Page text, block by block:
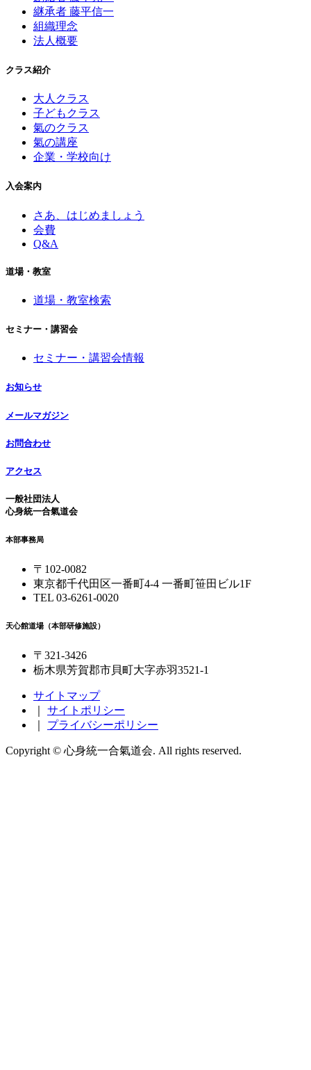
継承者 藤平信一
組織理念
法人概要
クラス紹介
大人クラス
子どもクラス
氣のクラス
氣の講座
企業・学校向け
入会案内
さあ、はじめましょう
会費
Q&A
道場・教室
道場・教室検索
セミナー・講習会
セミナー・講習会情報
お知らせ
メールマガジン
お問合わせ
アクセス
一般社団法人
心身統一合氣道会
本部事務局
〒102-0082
東京都千代田区一番町4-4 一番町笹田ビル1F
TEL 03-6261-0020
天心館道場（本部研修施設）
〒321-3426
栃木県芳賀郡市貝町大字赤羽3521-1
サイトマップ
サイトポリシー
プライバシーポリシー
Copyright © 心身統一合氣道会. All rights reserved.